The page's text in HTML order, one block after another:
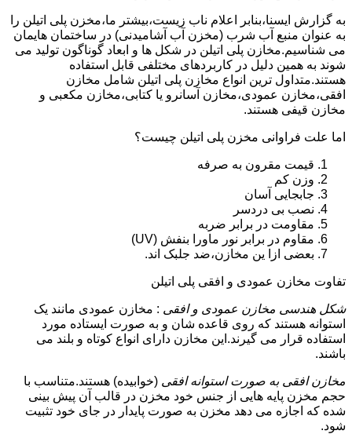
به گزارش ایسنا،بنابر اعلام ناب زیست،بیشتر ما،مخزن پلی اتیلن را
به عنوان منبع آب شرب (مخزن آب آشامیدنی) در ساختمان هایمان
می شناسیم.مخازن پلی اتیلن در شکل ها و ابعاد گوناگون تولید می
شوند به همین دلیل در کاربردهای مختلفی قابل استفاده
هستند.متداول ترین انواع مخازن پلی اتیلن شامل مخازن
افقی،مخازن عمودی،مخازن آسانرو یا کتابی،مخازن مکعبی و
مخازن قیفی هستند.
اما علت فراوانی مخزن پلی اتیلن چیست؟
قیمت مقرون به صرفه
وزن کم
جابجایی آسان
نصب بی دردسر
مقاومت در برابر ضربه
مقاوم در برابر نور ماورا بنفش (UV)
بعضی ازا ین مخازن،ضد جلبک اند.
تفاوت مخازن عمودی و افقی پلی اتیلن
شکل هندسی مخازن عمودی و افقی : مخازن عمودی مانند یک
استوانه هستند که روی قاعده شان و به صورت ایستاده مورد
استفاده قرار می گیرند.این مخازن دارای انواع کوتاه و بلند می
باشند.
مخازن افقی به صورت استوانه افقی (خوابیده) هستند.متناسب با
حجم مخزن پایه هایی از جنس خود مخزن در قالب آن پیش بینی
شده که اجازه می دهد مخزن به صورت پایدار در جای خود تثبیت
شود.